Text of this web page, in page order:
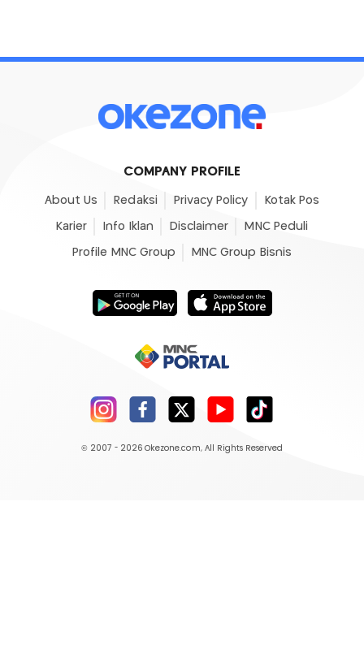
COMPANY PROFILE
About Us Redaksi Privacy Policy Kotak Pos
Karier Info Iklan Disclaimer MNC Peduli
Profile MNC Group MNC Group Bisnis
© 2007 - 2026 Okezone.com, All Rights Reserved